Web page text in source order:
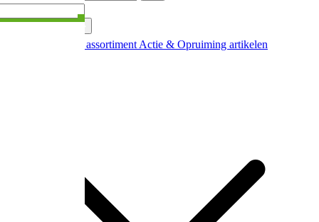
Nieuw in ons assortiment Actie & Opruiming artikelen